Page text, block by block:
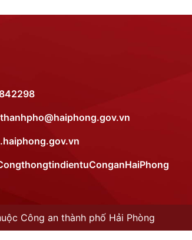
Công an thành phố Hải Phòng